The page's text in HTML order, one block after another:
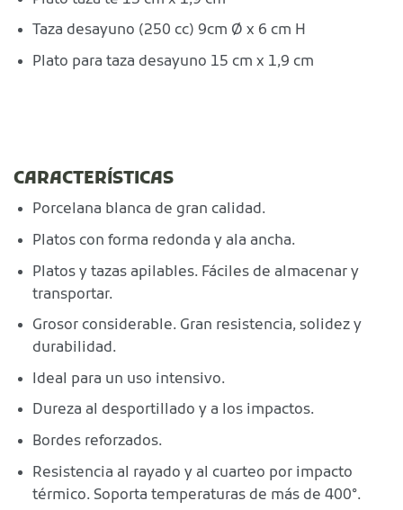
Taza desayuno (250 cc) 9cm Ø x 6 cm H
Plato para taza desayuno 15 cm x 1,9 cm
CARACTERÍSTICAS
Porcelana blanca de gran calidad.
Platos con forma redonda y ala ancha.
Platos y tazas apilables. Fáciles de almacenar y
transportar.
Grosor considerable. Gran resistencia, solidez y
durabilidad.
Ideal para un uso intensivo.
Dureza al desportillado y a los impactos.
Bordes reforzados.
Resistencia al rayado y al cuarteo por impacto
térmico. Soporta temperaturas de más de 400°.